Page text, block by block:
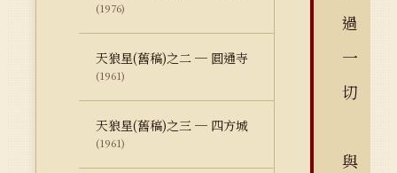
(1976)
天狼星(舊稿)之二 ─ 圓通寺
(1961)
天狼星(舊稿)之三 ─ 四方城
(1961)
過
一
切
與